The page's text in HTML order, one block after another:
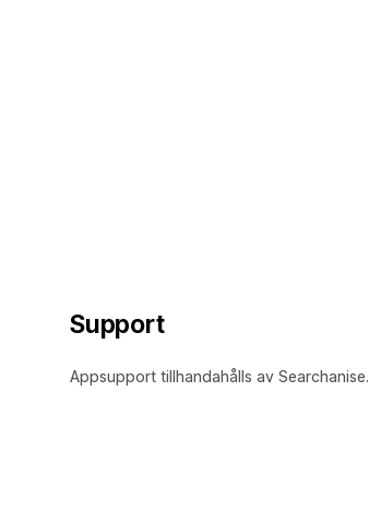
Support
Appsupport tillhandahålls av Searchanise.